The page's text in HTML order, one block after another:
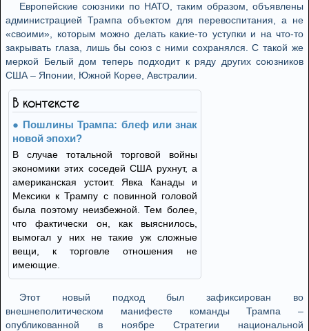
Европейские союзники по НАТО, таким образом, объявлены
администрацией Трампа объектом для перевоспитания, а не
«своими», которым можно делать какие-то уступки и на что-то
закрывать глаза, лишь бы союз с ними сохранялся. С такой же
меркой Белый дом теперь подходит к ряду других союзников
США – Японии, Южной Корее, Австралии.
В контексте
Пошлины Трампа: блеф или знак
новой эпохи?
В случае тотальной торговой войны
экономики этих соседей США рухнут, а
американская устоит. Явка Канады и
Мексики к Трампу с повинной головой
была поэтому неизбежной. Тем более,
что фактически он, как выяснилось,
вымогал у них не такие уж сложные
вещи, к торговле отношения не
имеющие.
Этот новый подход был зафиксирован во
внешнеполитическом манифесте команды Трампа –
опубликованной в ноябре Стратегии национальной